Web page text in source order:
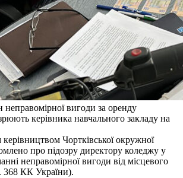
вигоди за оренду
керівника навчального закладу на
Чортківської окружної
про підозру директору коледжу у
неправомірної вигоди від місцевого
368 КК України).